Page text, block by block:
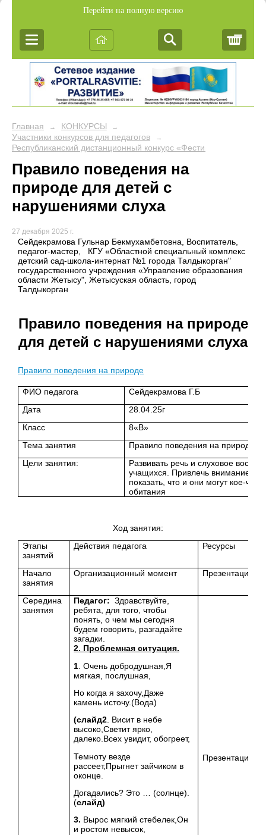
Перейти на полную версию
Главная → КОНКУРСЫ →
Участники конкурсов для педагогов →
Республиканский дистанционный конкурс «Фестиваль
Правило поведения на
природе для детей с
нарушениями слуха
27 декабря 2025 г.
Сейдекрамова Гульнар Бекмухамбетовна, Воспитатель,
педагог-мастер, КГУ «Областной специальный комплекс
детский сад-школа-интернат №1 города Талдыкорган"
государственного учреждения «Управление образования
области Жетысу", Жетысуская область, город
Талдыкорган
Правило поведения на природе
для детей с нарушениями слуха
Правило поведения на природе
ФИО педагога
Сейдекрамова Г.Б
Дата
28.04.25г
Класс
8«В»
Тема занятия
Правило поведения на природе
Цели занятия:
Развивать речь и слуховое
учащихся. Привлечь внимание
показать, что и они могут кое-
обитания
Ход занятия:
Этапы
занятий
Действия педагога Ресурсы
Начало
занятия
Организационный момент Презентация
Середина
занятия
Педагог: Здравствуйте,
ребята, для того, чтобы
понять, о чем мы сегодня
будем говорить, разгадайте
загадки.
2. Проблемная ситуация.
1 . Очень добродушная,Я
мягкая, послушная,
Но когда я захочу,Даже
камень источу.(Вода)
(слайд2. Висит в небе
высоко,Светит ярко,
далеко.Всех увидит, обогреет,
Темноту везде
рассеет,Прыгнет зайчиком в
оконце.
Догадались? Это … (солнце).
(слайд)
3. Вырос мягкий стебелек,Он
и ростом невысок,
Презентация